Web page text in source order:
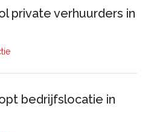
private verhuurders in
bedrijfslocatie in